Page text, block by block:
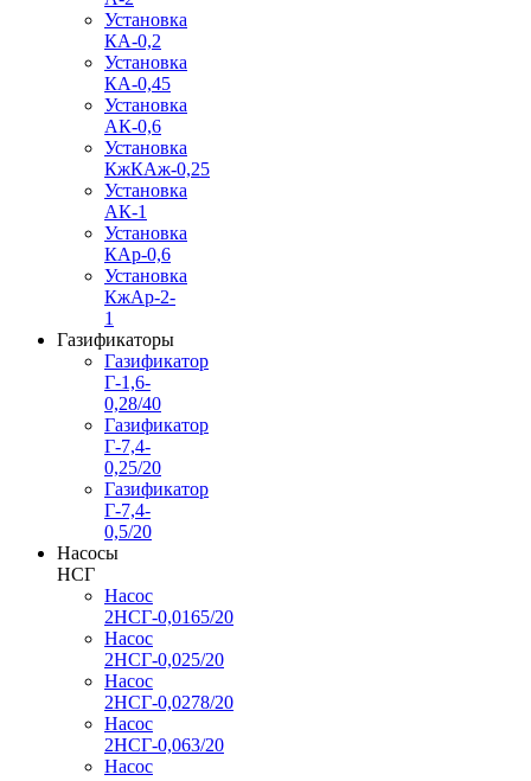
Установка
КА-0,2
Установка
КА-0,45
Установка
АК-0,6
Установка
КжКАж-0,25
Установка
АК-1
Установка
КАр-0,6
Установка
КжАр-2-
1
Газификаторы
Газификатор
Г-1,6-
0,28/40
Газификатор
Г-7,4-
0,25/20
Газификатор
Г-7,4-
0,5/20
Насосы
НСГ
Насос
2НСГ-0,0165/20
Насос
2НСГ-0,025/20
Насос
2НСГ-0,0278/20
Насос
2НСГ-0,063/20
Насос